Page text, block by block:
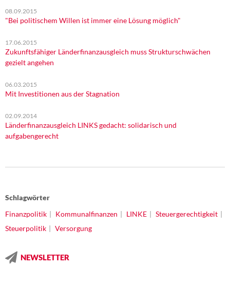
08.09.2015
"Bei politischem Willen ist immer eine Lösung möglich"
17.06.2015
Zukunftsfähiger Länderfinanzausgleich muss Strukturschwächen
gezielt angehen
06.03.2015
Mit Investitionen aus der Stagnation
02.09.2014
Länderfinanzausgleich LINKS gedacht: solidarisch und
aufgabengerecht
Schlagwörter
Finanzpolitik
Kommunalfinanzen LINKE
Steuergerechtigkeit
Steuerpolitik
Versorgung
NEWSLETTER